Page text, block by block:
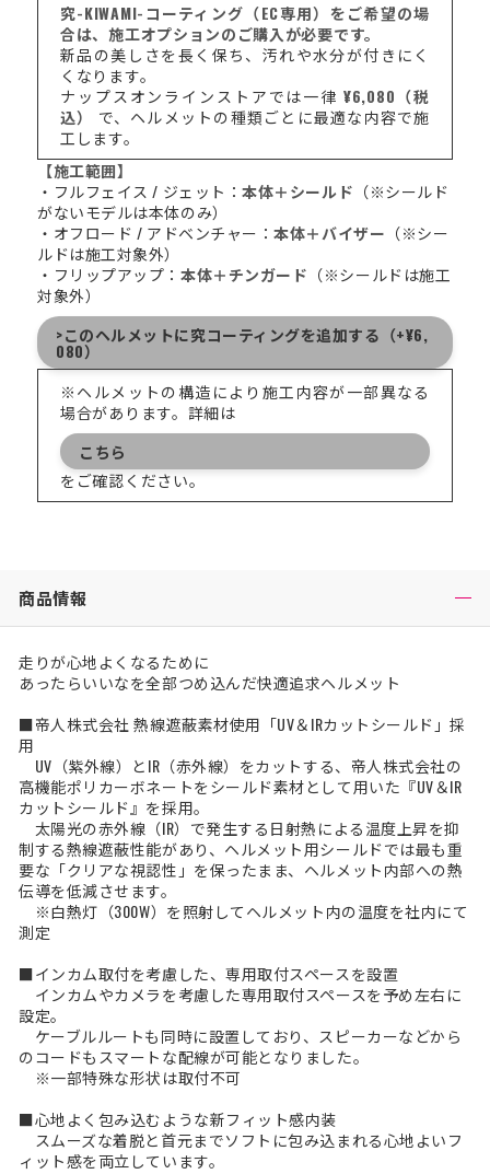
究-KIWAMI-コーティング（EC専用）をご希望の場
合は、施工オプションのご購入が必要です。
新品の美しさを長く保ち、汚れや水分が付きにく
くなります。
ナップスオンラインストアでは一律¥6,080（税
込）
で、ヘルメットの種類ごとに最適な内容で施
工します。
【施工範囲】
・フルフェイス / ジェット：本体＋シールド （※シールド
がないモデルは本体のみ）
・オフロード / アドベンチャー：本体＋バイザー （※シー
ルドは施工対象外）
・フリップアップ： 本体＋チンガード （※シールドは施工
対象外）
>このヘルメットに究コーティングを追加する（+¥6,
080）
※ヘルメットの構造により施工内容が一部異なる
場合があります。詳細は
こちら
をご確認ください。
商品情報
走りが心地よくなるために
あったらいいなを全部つめ込んだ快適追求ヘルメット
■帝人株式会社 熱線遮蔽素材使用「UV＆IRカットシールド」採
用
UV（紫外線）とIR（赤外線）をカットする、帝人株式会社の
高機能ポリカーボネートをシールド素材として用いた『UV＆IR
カットシールド』を採用。
太陽光の赤外線（IR）で発生する日射熱による温度上昇を抑
制する熱線遮蔽性能があり、ヘルメット用シールドでは最も重
要な「クリアな視認性」を保ったまま、ヘルメット内部への熱
伝導を低減させます。
※白熱灯（300W）を照射してヘルメット内の温度を社内にて
測定
■インカム取付を考慮した、専用取付スペースを設置
インカムやカメラを考慮した専用取付スペースを予め左右に
設定。
ケーブルルートも同時に設置しており、スピーカーなどから
のコードもスマートな配線が可能となりました。
※一部特殊な形状は取付不可
■心地よく包み込むような新フィット感内装
スムーズな着脱と首元までソフトに包み込まれる心地よいフ
ィット感を両立しています。